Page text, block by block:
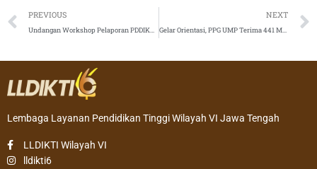
Prev
PREVIOUS
Undangan Workshop Pelaporan PDDIKTI Semester Genap 2022/2023
NEXT
Gelar Orientasi, PPG UMP Terima 441 Mahasiswa
Lembaga Layanan Pendidikan Tinggi Wilayah VI Jawa Tengah
LLDIKTI Wilayah VI
lldikti6